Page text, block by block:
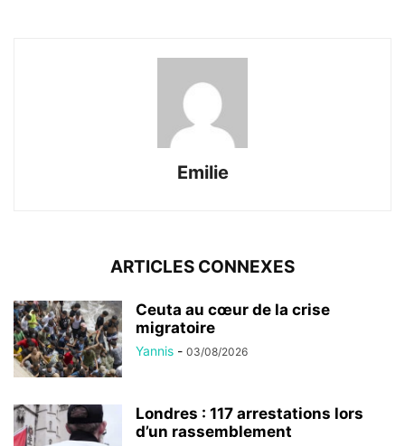
Emilie
ARTICLES CONNEXES
Ceuta au cœur de la crise
migratoire
Yannis - 03/08/2026
Londres : 117 arrestations lors
d’un rassemblement